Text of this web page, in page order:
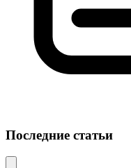
Последние статьи